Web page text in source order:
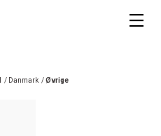
/ Danmark /Øvrige